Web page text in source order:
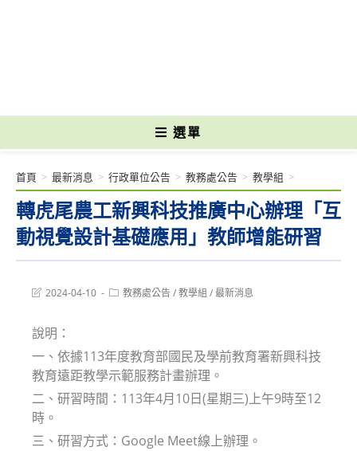
選單
轉虎尾農工新興科技推廣中心辦理「互
動視覺設計基礎應用」教師增能研習
首頁 > 最新消息 > 行政單位公告 > 教務處公告 > 教學組 >
Post2024-04-10
Post教務處公告/教學組 /最新消息
說明：
一、依據113年度教育部國民及學前教育署新興科技
教育遠距教學示範服務計畫辦理。
二、研習時間：113年4月10日(星期三)上午9時至12
時。
三、研習方式：Google Meet線上辦理。